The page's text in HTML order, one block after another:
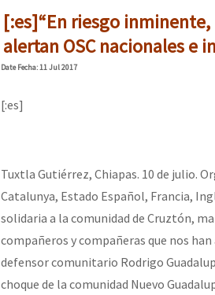
[:es]“En riesgo
alertan OSC nacionales e
DateFecha: 11 Jul 2017
[:es]
Tuxtla Gutiérrez, Chiapas. 10 de julio.
Catalunya, Estado Español, Francia,
solidaria a la comunidad de Cruztón,
compañeros y compañeras que nos
defensor comunitario Rodrigo
choque de la comunidad Nuevo